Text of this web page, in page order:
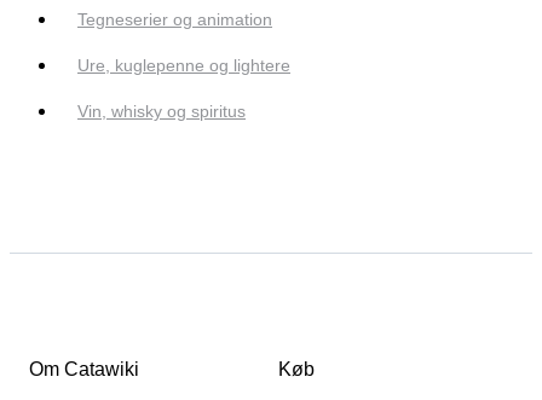
Tegneserier og animation
Ure, kuglepenne og lightere
Vin, whisky og spiritus
Om Catawiki Køb